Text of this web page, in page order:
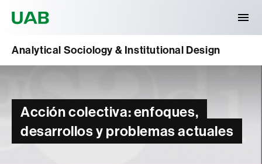
Analytical Sociology & Institutional Design
Acción colectiva: enfoques,
desarrollos y problemas actuales